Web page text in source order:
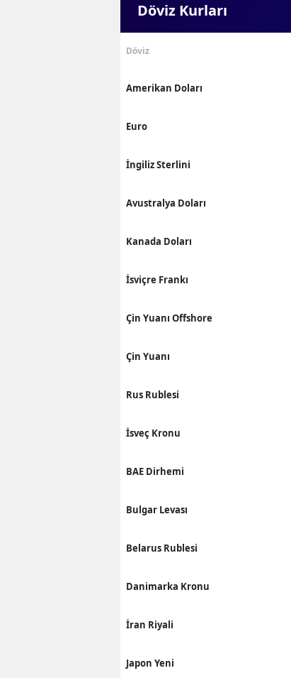
Döviz Kurları
Döviz
Amerikan Doları
Euro
İngiliz Sterlini
Avustralya Doları
Kanada Doları
İsviçre Frankı
Çin Yuanı Offshore
Çin Yuanı
Rus Rublesi
İsveç Kronu
BAE Dirhemi
Bulgar Levası
Belarus Rublesi
Danimarka Kronu
İran Riyali
Japon Yeni